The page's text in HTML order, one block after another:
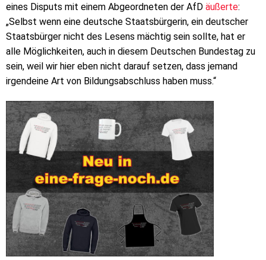
eines Disputs mit einem Abgeordneten der AfD äußerte:
„Selbst wenn eine deutsche Staatsbürgerin, ein deutscher
Staatsbürger nicht des Lesens mächtig sein sollte, hat er
alle Möglichkeiten, auch in diesem Deutschen Bundestag zu
sein, weil wir hier eben nicht darauf setzen, dass jemand
irgendeine Art von Bildungsabschluss haben muss.“